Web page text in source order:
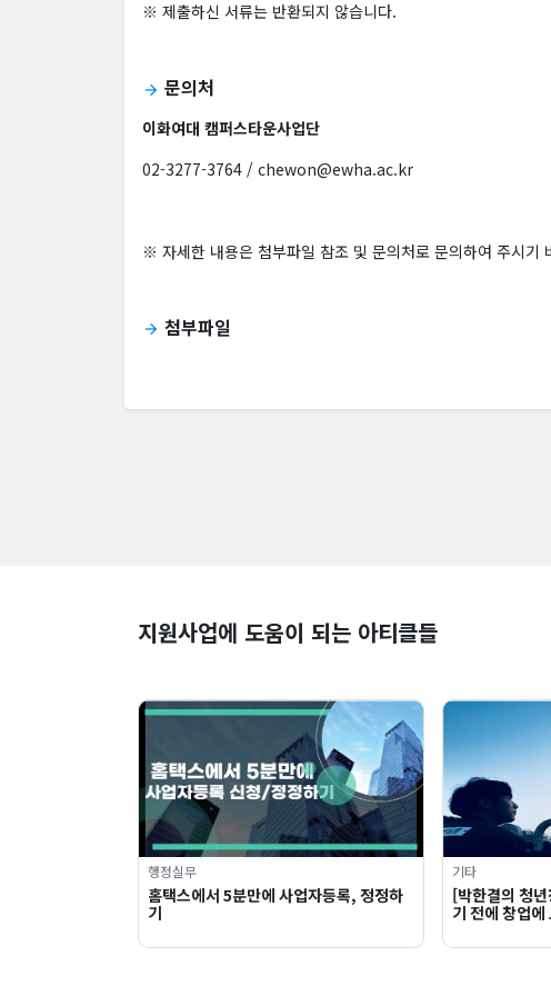
※ 제출하신 서류는 반환되지 않습니다.
arrow_forward 문의처
이화여대 캠퍼스타운사업단
02-3277-3764 / chewon@ewha.ac.kr
※ 자세한 내용은 첨부파일 참조 및 문의처로 문의하여 주시기
arrow_forward 첨부파일
지원사업에 도움이 되는 아티클들
행정실무
홈택스에서 5분만에 사업자등록, 정정하
기
기타
[박한결의 청
기 전에 창업